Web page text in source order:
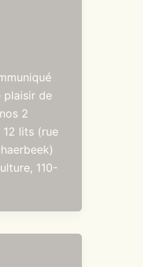
plaisir de
2
lits (rue
110-